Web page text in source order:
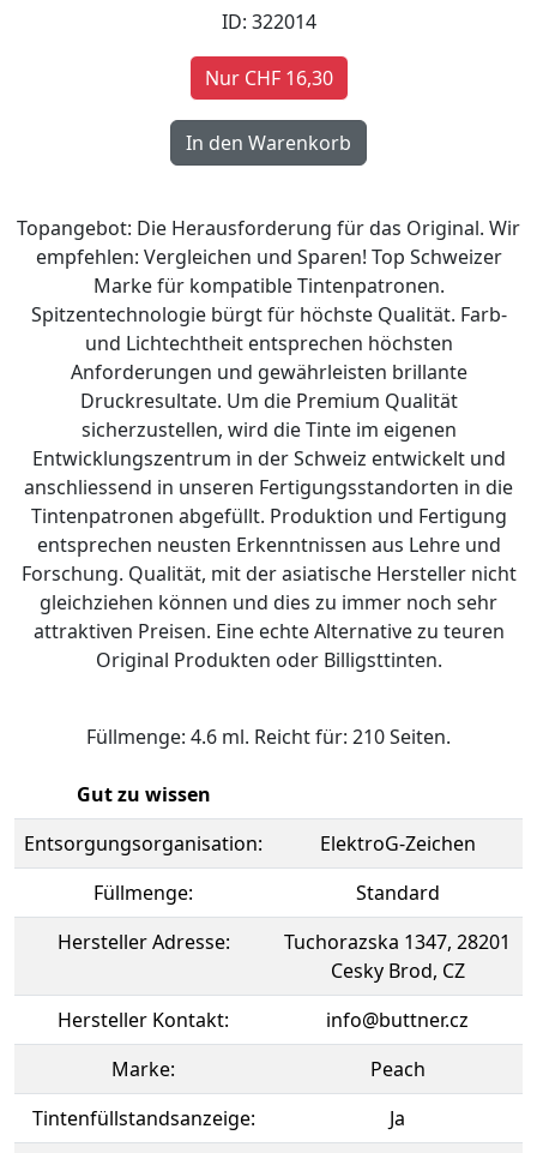
ID: 322014
Nur CHF 16,30
Topangebot: Die Herausforderung für das Original. Wir
empfehlen: Vergleichen und Sparen! Top Schweizer
Marke für kompatible Tintenpatronen.
Spitzentechnologie bürgt für höchste Qualität. Farb-
und Lichtechtheit entsprechen höchsten
Anforderungen und gewährleisten brillante
Druckresultate. Um die Premium Qualität
sicherzustellen, wird die Tinte im eigenen
Entwicklungszentrum in der Schweiz entwickelt und
anschliessend in unseren Fertigungsstandorten in die
Tintenpatronen abgefüllt. Produktion und Fertigung
entsprechen neusten Erkenntnissen aus Lehre und
Forschung. Qualität, mit der asiatische Hersteller nicht
gleichziehen können und dies zu immer noch sehr
attraktiven Preisen. Eine echte Alternative zu teuren
Original Produkten oder Billigsttinten.
Füllmenge: 4.6 ml. Reicht für: 210 Seiten.
Gut zu wissen
Entsorgungsorganisation:
ElektroG-Zeichen
Füllmenge:
Standard
Hersteller Adresse:
Tuchorazska 1347, 28201
Cesky Brod, CZ
Hersteller Kontakt:
info@buttner.cz
Marke:
Peach
Tintenfüllstandsanzeige:
Ja